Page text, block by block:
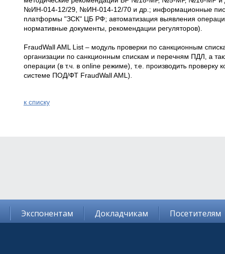
№ИН-014-12/29, №ИН-014-12/70 и др.; информационные
платформы "ЗСК" ЦБ РФ; автоматизация выявления
нормативные документы, рекомендации регуляторов).
FraudWall AML List – модуль проверки по санкционным
организации по санкционным спискам и перечням ПДЛ, а
операции (в т.ч. в online режиме), т.е. производить проверку
системе ПОД/ФТ FraudWall AML).
к спиcку
Экспонентам Докладчикам Посетителям